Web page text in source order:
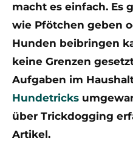
macht es einfach. Es
wie Pfötchen geben
Hunden beibringen
keine Grenzen
Aufgaben im
Hundetricks
über Trickdogging
Artikel.